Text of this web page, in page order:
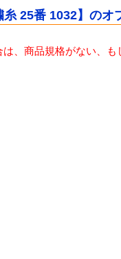
糸 25番 1032】のオ
、商品規格がない、も